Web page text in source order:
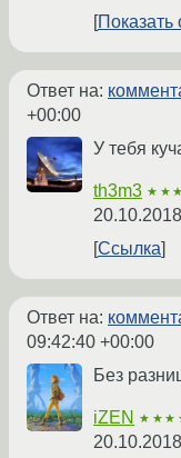
Показать
Ответ на:
+00:00
У тебя
th3m3
Ссылка
Ответ на:
09:42:40 +00:00
Без
iZEN